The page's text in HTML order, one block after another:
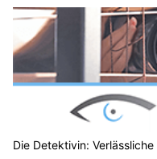
Die Detektivin: